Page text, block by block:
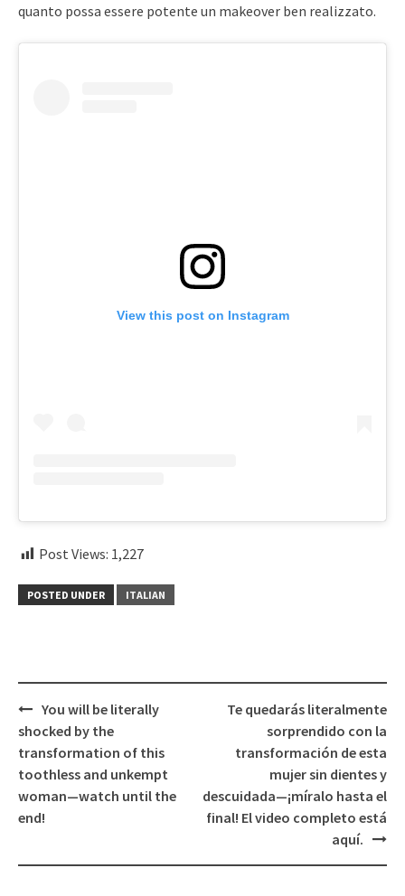
quanto possa essere potente un makeover ben realizzato.
View this post on Instagram
Post Views: 1,227
POSTED UNDER ITALIAN
Post
navigation
You will be literally
shocked by the
transformation of this
toothless and unkempt
woman—watch until the
end!
Te quedarás literalmente
sorprendido con la
transformación de esta
mujer sin dientes y
descuidada—¡míralo hasta el
final! El video completo está
aquí.